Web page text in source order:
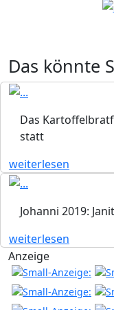
Das könnte
Das
statt
weiterlesen
Johanni 2019:
weiterlesen
Anzeige